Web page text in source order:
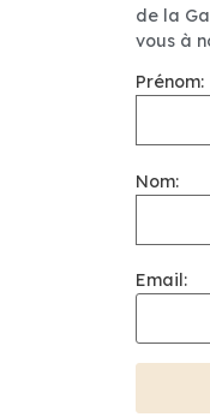
de la
vous à
Prénom:
Nom:
Email: